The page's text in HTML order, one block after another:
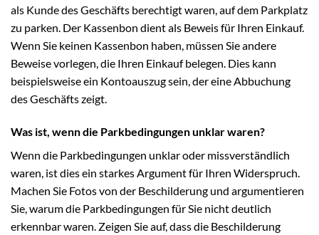
als Kunde des Geschäfts berechtigt waren, auf dem Parkplatz
zu parken. Der Kassenbon dient als Beweis für Ihren Einkauf.
Wenn Sie keinen Kassenbon haben, müssen Sie andere
Beweise vorlegen, die Ihren Einkauf belegen. Dies kann
beispielsweise ein Kontoauszug sein, der eine Abbuchung
des Geschäfts zeigt.
Was ist, wenn die Parkbedingungen unklar waren?
Wenn die Parkbedingungen unklar oder missverständlich
waren, ist dies ein starkes Argument für Ihren Widerspruch.
Machen Sie Fotos von der Beschilderung und argumentieren
Sie, warum die Parkbedingungen für Sie nicht deutlich
erkennbar waren. Zeigen Sie auf, dass die Beschilderung